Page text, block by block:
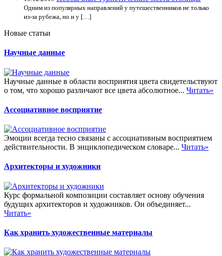
Одним из популярных направлений у путешественников не только
из-за рубежа, но и у […]
Новые статьи
Научные данные
Научные данные в области восприятия цвета свидетельствуют
о том, что хорошо различают все цвета абсолютное... Читать»
Ассоциативное восприятие
Эмоции всегда тесно связаны с ассоциативным восприятием
действительности. В энциклопедическом словаре... Читать»
Архитекторы и художники
Курс формальной композиции составляет основу обучения
будущих архитекторов и художников. Он объединяет...
Читать»
Как хранить художественные материалы